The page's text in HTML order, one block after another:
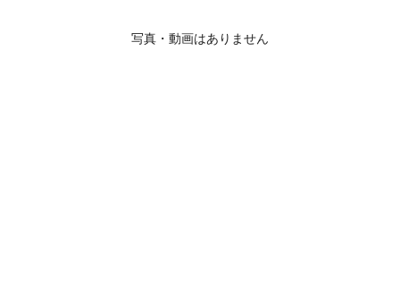
写真・動画はありません